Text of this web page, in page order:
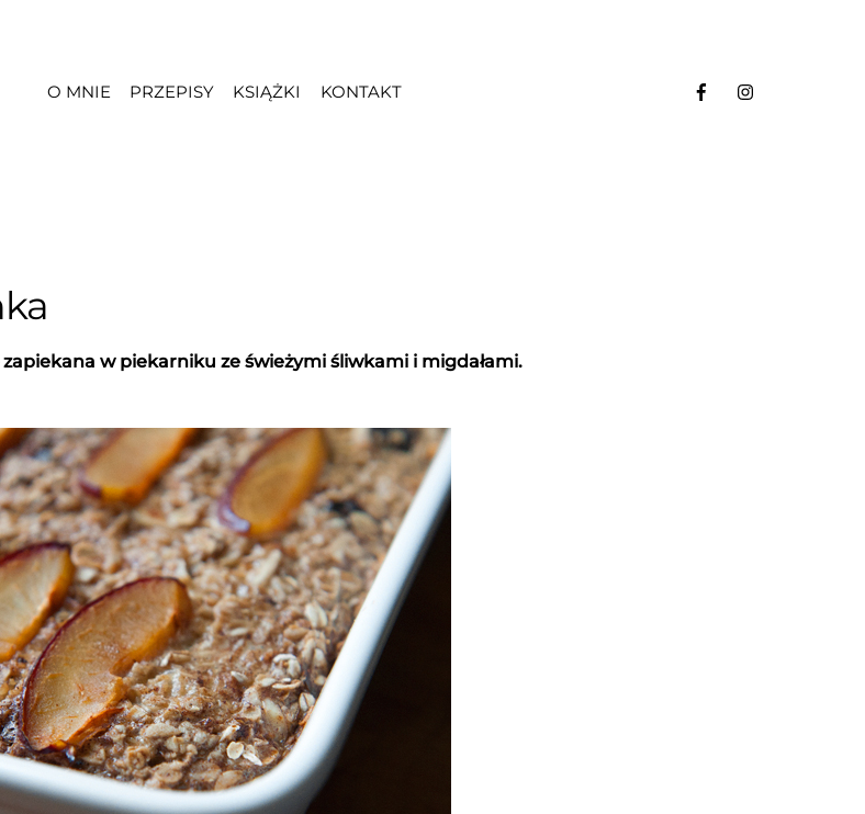
O MNIE
PRZEPISY KSIĄŻKI KONTAKT
zapiekana w piekarniku ze świeżymi śliwkami i migdałami.